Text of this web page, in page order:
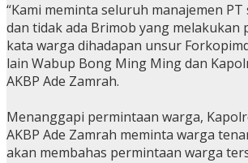
“Kami meminta seluruh manajemen
dan tidak ada Brimob yang melakukan
kata warga dihadapan unsur
lain Wabup Bong Ming Ming dan
AKBP Ade Zamrah.
Menanggapi permintaan warga,
AKBP Ade Zamrah meminta warga
akan membahas permintaan warga